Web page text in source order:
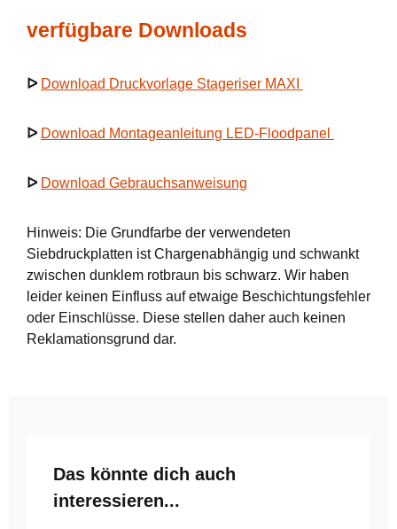
verfügbare Downloads
ᐅ Download Druckvorlage Stageriser MAXI
ᐅ Download Montageanleitung LED-Floodpanel
ᐅ Download Gebrauchsanweisung
Hinweis: Die Grundfarbe der verwendeten
Siebdruckplatten ist Chargenabhängig und schwankt
zwischen dunklem rotbraun bis schwarz. Wir haben
leider keinen Einfluss auf etwaige Beschichtungsfehler
oder Einschlüsse. Diese stellen daher auch keinen
Reklamationsgrund dar.
Produktgalerie überspringen
Das könnte dich auch
interessieren...